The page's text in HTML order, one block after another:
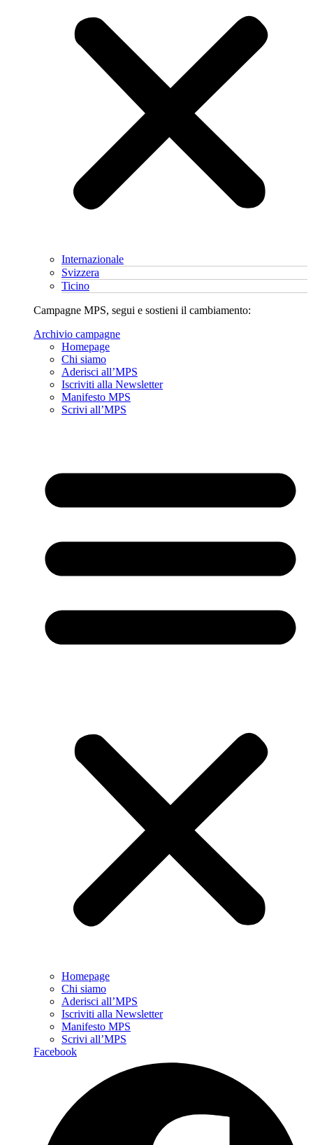
Internazionale
Svizzera
Ticino
Campagne MPS, segui e sostieni il cambiamento:
Archivio campagne
Homepage
Chi siamo
Aderisci all’MPS
Iscriviti alla Newsletter
Manifesto MPS
Scrivi all’MPS
Homepage
Chi siamo
Aderisci all’MPS
Iscriviti alla Newsletter
Manifesto MPS
Scrivi all’MPS
Facebook